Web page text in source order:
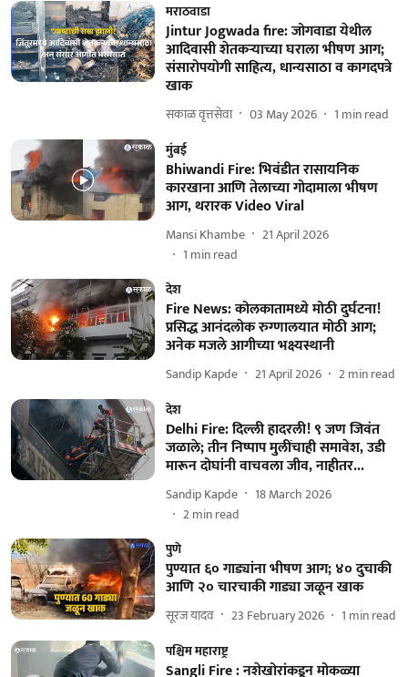
मराठवाडा
Jintur Jogwada fire: जोगवाडा येथील
आदिवासी शेतकऱ्याच्या घराला भीषण आग;
संसारोपयोगी साहित्य, धान्यसाठा व कागदपत्रे
खाक
सकाळ वृत्तसेवा 03 May 2026 1 min read
मुंबई
Bhiwandi Fire: भिवंडीत रासायनिक
कारखाना आणि तेलाच्या गोदामाला भीषण
आग, थरारक Video Viral
Mansi Khambe
21 April 2026
1 min read
देश
Fire News: कोलकातामध्ये मोठी दुर्घटना!
प्रसिद्ध आनंदलोक रुग्णालयात मोठी आग;
अनेक मजले आगीच्या भक्ष्यस्थानी
Sandip Kapde 21 April 2026 2min read
देश
Delhi Fire: दिल्ली हादरली! ९ जण जिवंत
जळाले; तीन निष्पाप मुलींचाही समावेश, उडी
मारून दोघांनी वाचवला जीव, नाहीतर...
Sandip Kapde
18 March 2026
2min read
पुणे
पुण्यात ६० गाड्यांना भीषण आग; ४० दुचाकी
आणि २० चारचाकी गाड्या जळून खाक
सूरज यादव 23 February 2026 1 min read
पश्चिम महाराष्ट्र
Sangli Fire : नशेखोरांकडून मोकळ्या